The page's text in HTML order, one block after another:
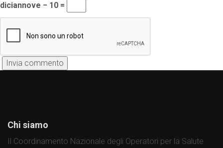
diciannove − 10 =
Chi siamo
Il Coordinamento Nazionale degli Operatori per la Salute